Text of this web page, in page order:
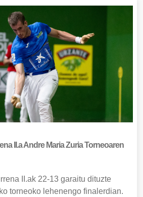
II.a Andre Maria Zuria Torneoaren
II.ak 22-13 garaitu dituzte
torneoko lehenengo finalerdian.